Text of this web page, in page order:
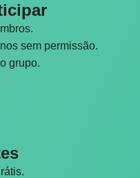
sem permissão.
grupo.